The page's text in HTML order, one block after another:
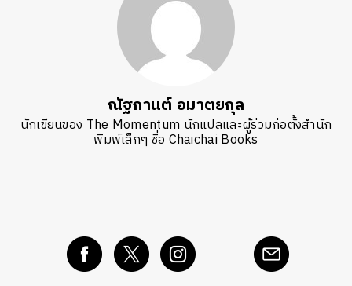
ณัฐกานต์ อมาตยกุล
นักเขียนของ The Momentum นักแปลและผู้ร่วมก่อตั้งสำนัก
พิมพ์เล็กๆ ชื่อ Chaichai Books